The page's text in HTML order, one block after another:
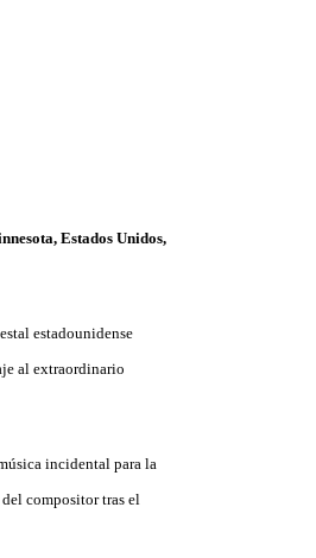
Estados Unidos,
estadounidense
al extraordinario
incidental para la
compositor tras el